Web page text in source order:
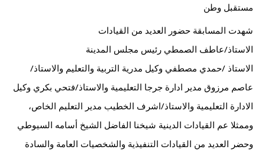
مستقبل وطن
شهدت المسابقة حضور العديد من القيادات
الاستاذ/عاطف الصمطي رئيس مجلس المدينة
الاستاذ /حمدي مصطفي وكيل مدرية التربية والتعليم والاستاذ/
وممثلا عم القيادات الدينية شيخنا الفاضل الشيخ أسامه السيوطي